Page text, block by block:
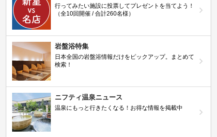
行ってみたい施設に投票してプレゼントを当てよう！
（全10回開催 / 合計260名様）
岩盤浴特集
日本全国の岩盤浴情報だけをピックアップ。まとめて
検索！
ニフティ温泉ニュース
温泉にもっと行きたくなる！お得な情報を掲載中